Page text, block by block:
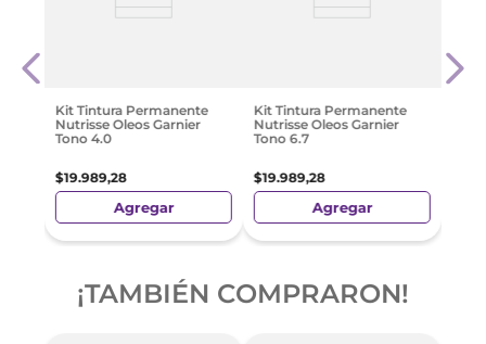
Kit Tintura Permanente
Nutrisse Oleos Garnier
Tono 4.0
$19.989,28
Agregar
Kit Tintura Permanente
Nutrisse Oleos Garnier
Tono 6.7
$19.989,28
Agregar
¡TAMBIÉN COMPRARON!